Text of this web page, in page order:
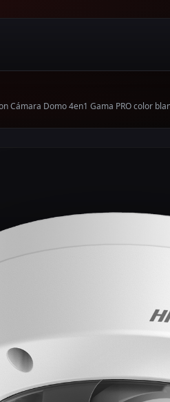
Cámara Domo 4en1 Gama PRO color